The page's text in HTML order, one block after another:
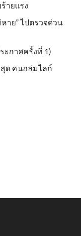
ายแรง
าย” ไปตรวจด่วน
ะกาศครั้งที่ 1)
สุด คนถล่มไลก์